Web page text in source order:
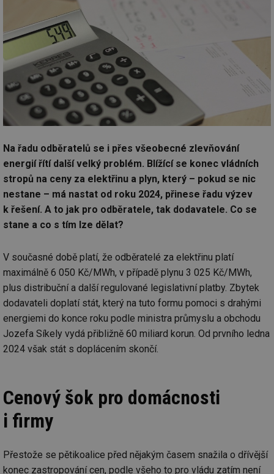
Na řadu odběratelů se i přes všeobecné zlevňování
energií řítí další velký problém. Blížící se konec vládních
stropů na ceny za elektřinu a plyn, který – pokud se nic
nestane – má nastat od roku 2024, přinese řadu výzev
k řešení. A to jak pro odběratele, tak dodavatele. Co se
stane a co s tím lze dělat?
V současné době platí, že odběratelé za elektřinu platí
maximálně 6 050 Kč/MWh, v případě plynu 3 025 Kč/MWh,
plus distribuční a další regulované legislativní platby. Zbytek
dodavateli doplatí stát, který na tuto formu pomoci s drahými
energiemi do konce roku podle ministra průmyslu a obchodu
Jozefa Síkely vydá přibližně 60 miliard korun. Od prvního ledna
2024 však stát s doplácením skončí.
Cenový šok pro domácnosti
i firmy
Přestože se pětikoalice před nějakým časem snažila o dřívější
konec zastropování cen, podle všeho to pro vládu zatím není